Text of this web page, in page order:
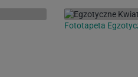
Fototapeta